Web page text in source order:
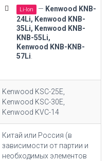
Li-Ion — Kenwood KNB-
24Li, Kenwood KNB-
35Li, Kenwood KNB-
KNB-55Li,
Kenwood KNB-KNB-
57Li
Kenwood KSC-25E,
Kenwood KSC-30E,
Kenwood KVC-14
Китай или Россия (в
зависимости от партии и
необходимых элементов